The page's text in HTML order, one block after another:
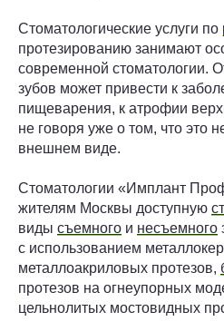
Стоматологические услуги по
протезированию занимают
современной стоматологии.
зубов может привести к
пищеварения, к атрофии
не говоря уже о том, что это
внешнем виде.
Стоматологии «Имплант
жителям Москвы доступную
виды съемного и несъемного
с использованием
металлоакриловых протезов,
протезов на огнеупорных
цельнолитых мостовидных